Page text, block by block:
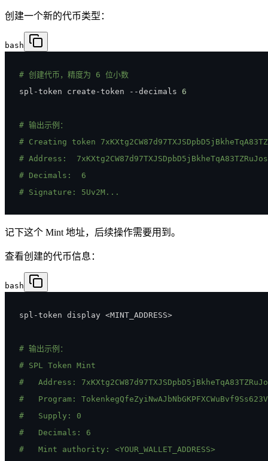
创建一个新的代币类型：
bash
# 创建代币，精度为 6 位小数
spl-token create-token --decimals 6
# 输出示例：
# Creating token
# Address:
# Decimals:  6
# Signature: 5Uv2M...
记下这个 Mint 地址，后续操作需要用到。
查看创建的代币信息：
bash
spl-token display <MINT_ADDRESS>
# 输出示例：
# SPL Token Mint
#   Address:
#   Program:
#   Supply: 0
#   Decimals: 6
#   Mint authority: <YOUR_WALLET_ADDRESS>